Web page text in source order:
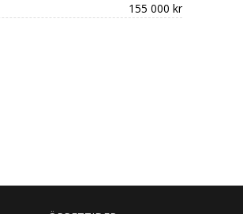
155 000 kr